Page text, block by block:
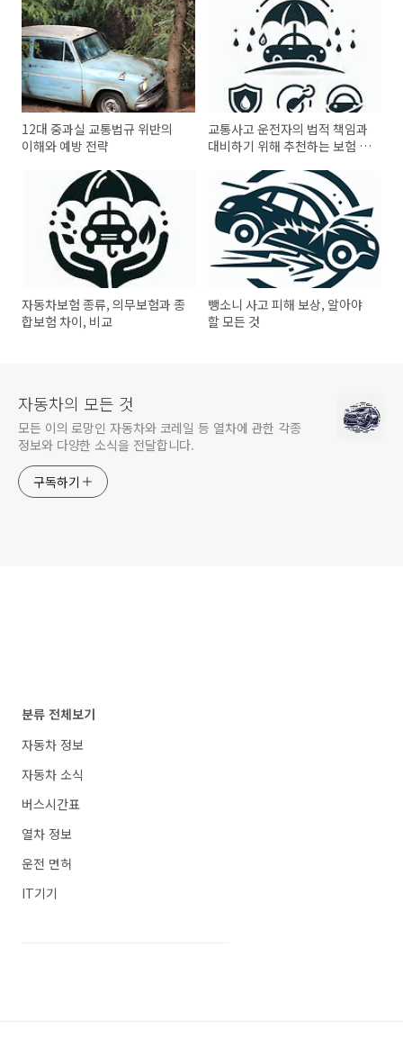
12대 중과실 교통법규 위반의
이해와 예방 전략
교통사고 운전자의 법적 책임과
대비하기 위해 추천하는 보험 특
자동차보험 종류, 의무보험과 종
합보험 차이, 비교
뺑소니 사고 피해 보상, 알아야
할 모든 것
자동차의 모든 것
모든 이의 로망인 자동차와 코레일 등 열차에 관한 각종
정보와 다양한 소식을 전달합니다.
구독하기
분류 전체보기
자동차 정보
자동차 소식
버스시간표
열차 정보
운전 면허
IT기기